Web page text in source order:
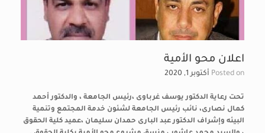
اعلان محو الأمية
Posted on أكتوبر 1, 2020
تحت رعاية الدكتور يوسف غرباوى ،رئيس الجامعة ، والدكتور أحمد
كمال نصارى، نائب رئيس الجامعة لشئون خدمة المجتمع وتنمية
البيئه وإشراف الدكتور عبد البارى حمدان سليمان ،عميد كلية الحقوق